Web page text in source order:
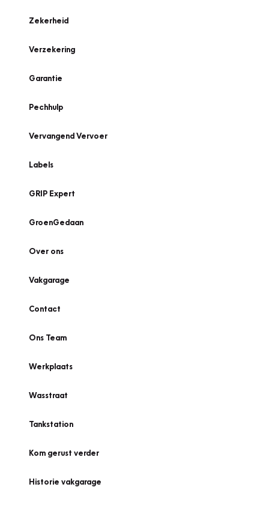
Zekerheid
Verzekering
Garantie
Pechhulp
Vervangend Vervoer
Labels
GRIP Expert
GroenGedaan
Over ons
Vakgarage
Contact
Ons Team
Werkplaats
Wasstraat
Tankstation
Kom gerust verder
Historie vakgarage